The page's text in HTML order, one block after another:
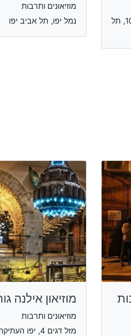
רח' טיילת מפרץ שלמה 10, תל
מוזיאונים ותרבות
נמל יפו, תל אביב יפו
מוזיאון אילנה
מוזיאונים ותרבות
מזל דגים 4, יפו